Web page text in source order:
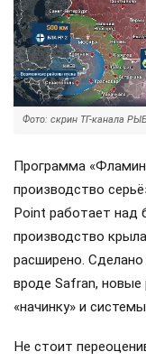
Фото: скрин ТГ-канала
Программа
производство
Point работает над
производство
расширено. Сделано
вроде Safran,
«начинку» и
Не стоит